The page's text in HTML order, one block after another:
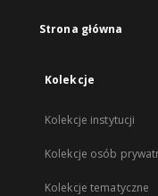
Strona główna
Kolekcje
Kolekcje instytucji
Kolekcje osób
Kolekcje tematyczne